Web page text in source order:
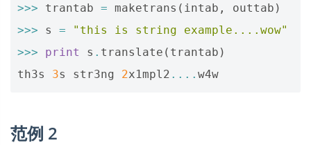
>>>
trantab = maketrans ( intab , outtab )
>>>
s =
"this is string example....wow"
>>>
print s . translate ( trantab )
th3s
3s str3ng 2x1mpl2 .... w4w
范例 2